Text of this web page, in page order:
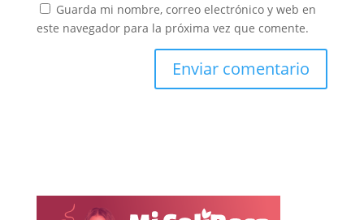
Guarda mi nombre, correo electrónico y web en
este navegador para la próxima vez que comente.